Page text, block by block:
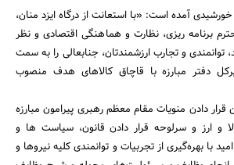
آمده است: «با استعانت از درگاه ایزد منان،
برنامه ریزی، نظارت و هماهنگی اقتصادی و نظر
توانمندی و تجارب ارزشمندتان، جنابعالی را به سمت
دفتر مبارزه با قاچاق کالاهای هدف منصوب
دادن منویات مقام معظم رهبری پیرامون مبارزه
و ارز و سرلوحه قرار دادن قانون، سیاست ها و
با بهره‌گیری از تجربیات و توانمندی کلیه نیروها و